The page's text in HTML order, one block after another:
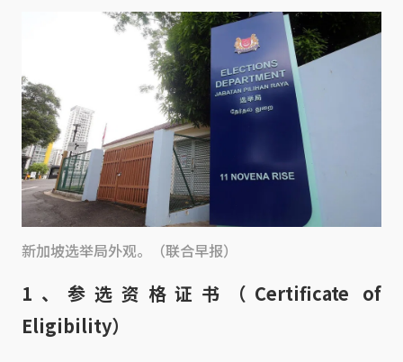
新加坡选举局外观。（联合早报）
1、参选资格证书（Certificate of
Eligibility）